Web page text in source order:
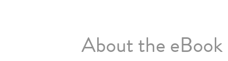
About the eBook